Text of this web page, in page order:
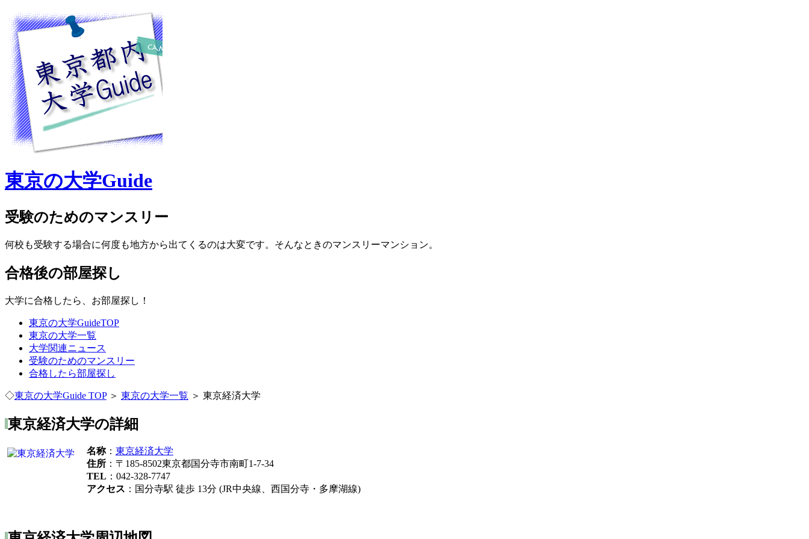
東京の大学Guide
受験のためのマンスリー
何校も受験する場合に何度も地方から出てくるのは大変です。そんなときのマンスリーマンション。
合格後の部屋探し
大学に合格したら、お部屋探し！
東京の大学GuideTOP
東京の大学一覧
大学関連ニュース
受験のためのマンスリー
合格したら部屋探し
◇東京の大学Guide TOP＞ 東京の大学一覧 ＞ 東京経済大学
東京経済大学の詳細
名称： 東京経済大学
住所 ：〒185-8502東京都国分寺市南町1-7-34
TEL ：042-328-7747
アクセス ：国分寺駅 徒歩 13分 (JR中央線、西国分寺・多摩湖線)